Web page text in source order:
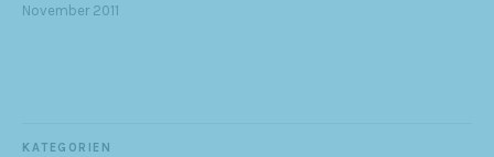
November 2011
KATEGORIEN